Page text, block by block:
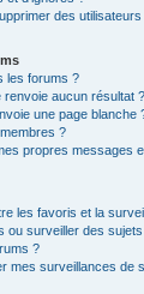
des utilisateurs
les forums ?
renvoie aucun résultat ?
une page blanche
?
propres messages
les favoris et la
ou surveiller des
?
mes surveillances de